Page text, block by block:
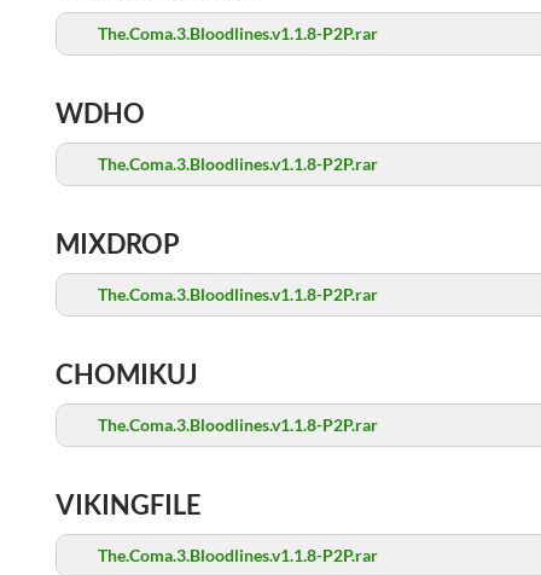
The.Coma.3.Bloodlines.v1.1.8-P2P.rar
WDHO
The.Coma.3.Bloodlines.v1.1.8-P2P.rar
MIXDROP
The.Coma.3.Bloodlines.v1.1.8-P2P.rar
CHOMIKUJ
The.Coma.3.Bloodlines.v1.1.8-P2P.rar
VIKINGFILE
The.Coma.3.Bloodlines.v1.1.8-P2P.rar